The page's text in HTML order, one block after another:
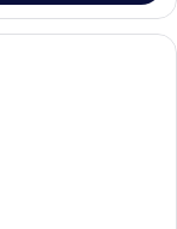
cao cấp, chăn bông,